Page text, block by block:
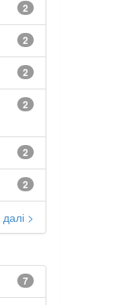
2
2
2
2
2
2
далі >
7